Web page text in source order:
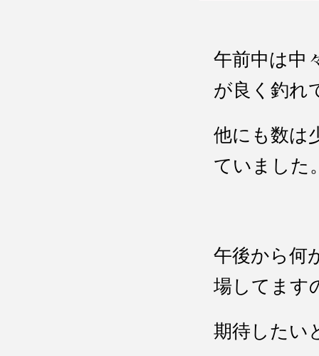
午前中は中
が良く釣れ
他にも数は
ていました
午後から何
場してます
期待したい